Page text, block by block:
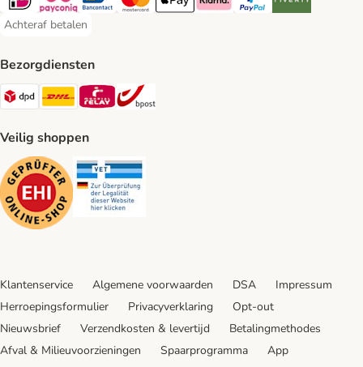
iDeal Payment Method
Payconiq Payment Method
Bancontact Payment Method
Mastercard Payment Method
Apple Pay Payment Method
Klarna Payment Method
PayPal Payment Method
Riverty Payment
Achteraf betalen
Achteraf betalen Payment Method
Bezorgdiensten
Dpd Shipping Method
DHL Shipping Method
Mondial Relay Shipping Method
Veilig shoppen
Security
Klantenservice Algemene voorwaarden DSA
Impressum
Herroepingsformulier
Privacyverklaring
Opt-out
Nieuwsbrief
Verzendkosten & levertijd
Betalingmethodes
Afval & Milieuvoorzieningen
Spaarprogramma
App